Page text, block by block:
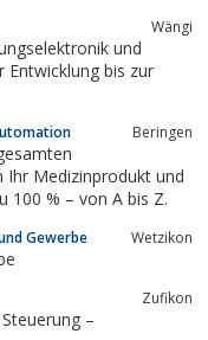
Wängi
und
Entwicklung bis zur
Beringen
Ihr Medizinprodukt und
100 % – von A bis Z.
Gewerbe Wetzikon
Zufikon
–